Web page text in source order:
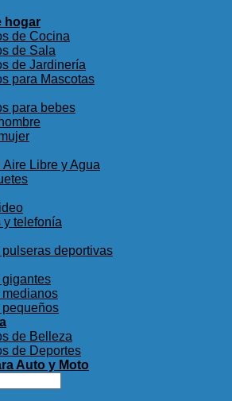
hogar
de Cocina
de Sala
de Jardinería
para Mascotas
para bebes
Libre y Agua
telefonía
deportivas
de Belleza
de Deportes
Auto y Moto